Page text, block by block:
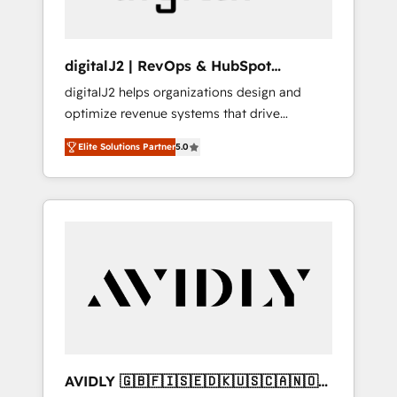
digitalJ2 | RevOps & HubSpot
Implementations
digitalJ2 helps organizations design and
optimize revenue systems that drive
scalable, predictable growth. As a triple-
accredited HubSpot Solutions Partner, we
specialize in both strategic RevOps planning
and hands-on technical execution - building
Services - Managed IT (MSP) - Franchises -
Professional Services - And more! How we
Custom integrations and workflow
Elite Solutions Partner5.0
AVIDLY 🇬🇧🇫🇮🇸🇪🇩🇰🇺🇸🇨🇦🇳🇴